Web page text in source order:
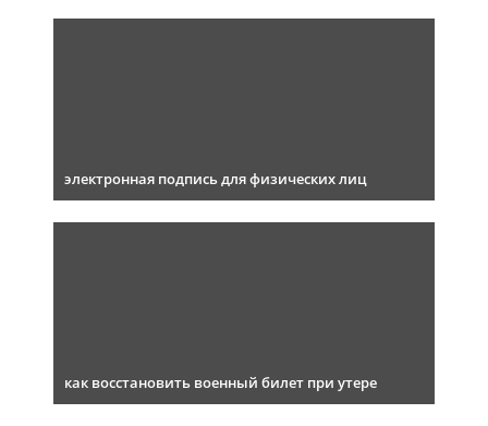
электронная подпись для физических лиц
как восстановить военный билет при утере